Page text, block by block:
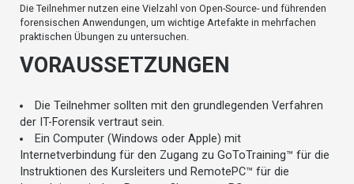
Die Teilnehmer nutzen eine Vielzahl von Open-Source- und führenden
forensischen Anwendungen, um wichtige Artefakte in mehrfachen
praktischen Übungen zu untersuchen.
VORAUSSETZUNGEN
Die Teilnehmer sollten mit den grundlegenden Verfahren
der IT-Forensik vertraut sein.
Ein Computer (Windows oder Apple) mit
Internetverbindung für den Zugang zu GoToTraining™ für die
Instruktionen des Kursleiters und RemotePC™ für die